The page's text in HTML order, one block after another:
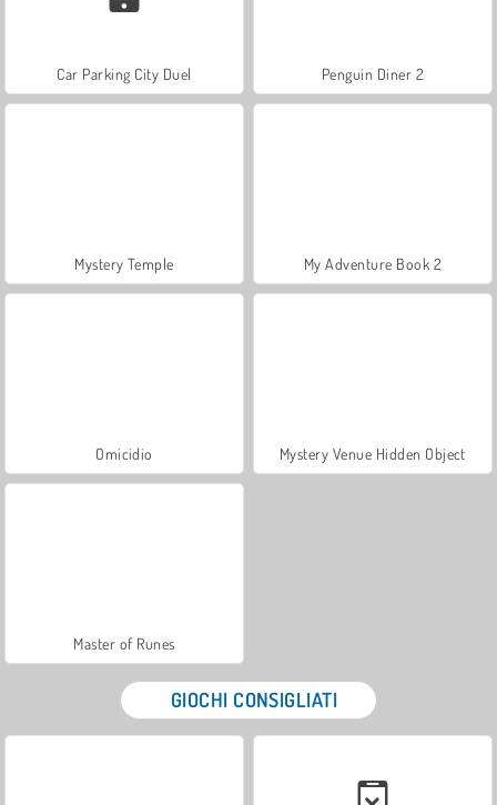
Car Parking City Duel Penguin Diner 2
Mystery Temple My Adventure Book 2
Omicidio Mystery Venue Hidden Object
Master of Runes
GIOCHI CONSIGLIATI